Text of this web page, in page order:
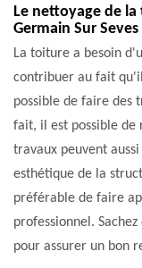
Le nettoyage de
Germain Sur
La toiture a besoin
contribuer au fait
possible de faire des
fait, il est possible de
travaux peuvent
esthétique de la
préférable de faire
professionnel.
pour assurer un bon